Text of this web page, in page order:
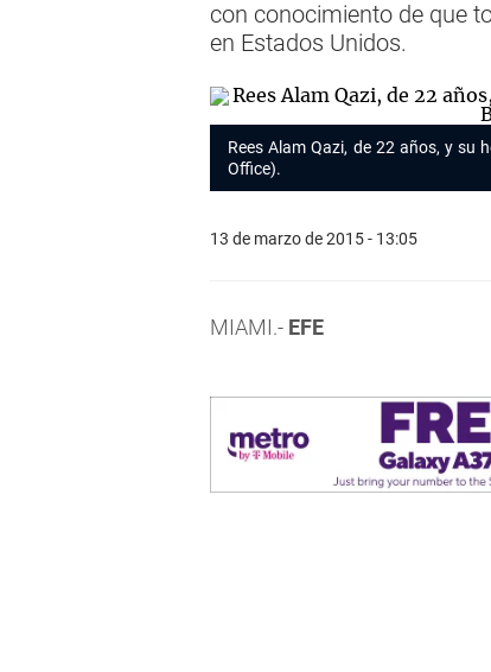
con conocimiento de que
en Estados Unidos.
Rees Alam Qazi, de 22 años, y su
Office).
13 de marzo de 2015 - 13:05
MIAMI.- EFE